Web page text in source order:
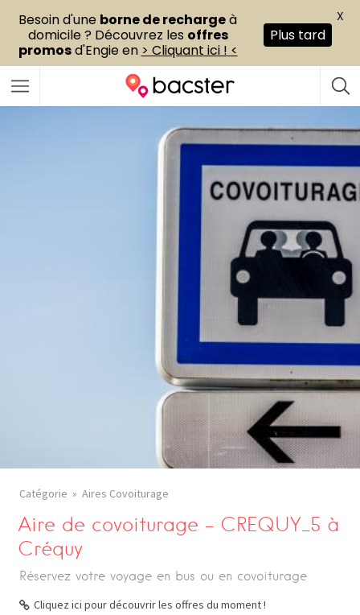
Catégorie Aires Covoiturage
Aire de covoiturage – CREQUY_5 à
Créquy
Réservez votre voyage en bus ou en covoiturage
Cliquez ici pour découvrir les offres du moment !
Besoin d'une borne de rechargeà
domicile ? Découvrez les offres
promosd'Engie en > Cliquant ici ! <
Plus tard
X